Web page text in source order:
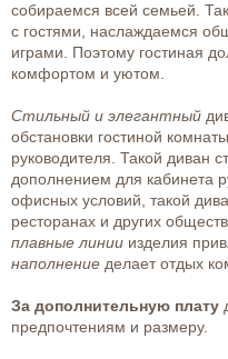
собираемся всей семьей.
с гостями, наслаждаемся
играми. Поэтому гостиная
комфортом и уютом.
Стильный и элегантный
обстановки гостиной
руководителя. Такой диван
дополнением для кабинета
офисных условий, такой
ресторанах и других
плавные линии изделия
наполнение делает отдых
За дополнительную плату
предпочтениям и размеру.